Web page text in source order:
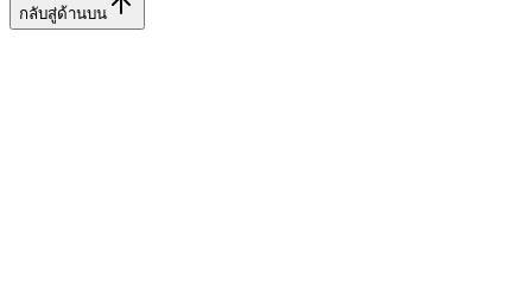
กลับสู่ด้านบน